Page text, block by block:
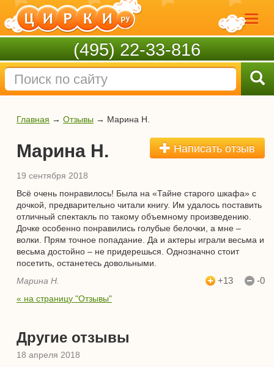
(495) 22-33-816
Главная → Отзывы → Марина Н.
Написать отзыв
Марина Н.
19 сентября 2018
Всё очень понравилось! Была на «Тайне старого шкафа» с
дочкой, предварительно читали книгу. Им удалось поставить
отличный спектакль по такому объемному произведению.
Дочке особенно понравились голубые белочки, а мне –
волки. Прям точное попадание. Да и актеры играли весьма и
весьма достойно – не придерешься. Однозначно стоит
посетить, останетесь довольными.
Марина Н.
+13 -0
« на страницу "Отзывы"
Другие отзывы
18 апреля 2018